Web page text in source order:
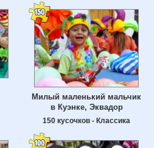
Милый маленький мальчик
в Куэнке, Эквадор
150 кусочков - Классика